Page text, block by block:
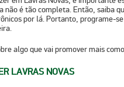
é tão completa. Então, saiba
por lá. Portanto, programe-
algo que vai promover mais
LAVRAS NOVAS